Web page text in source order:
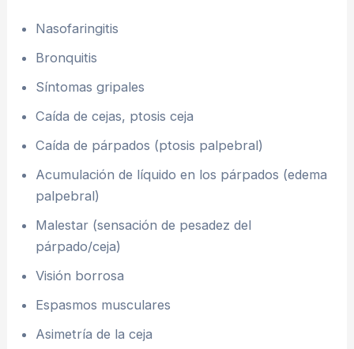
Nasofaringitis
Bronquitis
Síntomas gripales
Caída de cejas, ptosis ceja
Caída de párpados (ptosis palpebral)
Acumulación de líquido en los párpados (edema
palpebral)
Malestar (sensación de pesadez del
párpado/ceja)
Visión borrosa
Espasmos musculares
Asimetría de la ceja